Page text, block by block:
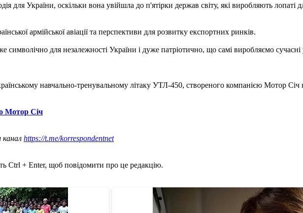
України, оскільки вона увійшла до п'ятірки держав світу, які виробляють лопаті
армійської авіації та перспективи для розвитку експортних ринків.
символічно для незалежності України і дуже патріотично, що самі виробляємо сучасні
навчально-тренувальному літаку УТЛ-450, створеного компанією Мотор Січ
Мотор Січ
канал https://t.me/korrespondentnet
Ctrl + Enter, щоб повідомити про це редакцію.